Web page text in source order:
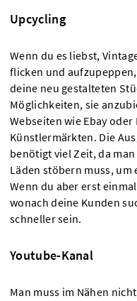
Upcycling
Wenn du es liebst,
flicken und
deine neu gestalteten
Möglichkeiten, sie
Webseiten wie Ebay
Künstlermärkten. Die
benötigt viel Zeit, da
Läden stöbern muss, um
Wenn du aber erst
wonach deine Kunden
schneller sein.
Youtube-Kanal
Man muss im Nähen